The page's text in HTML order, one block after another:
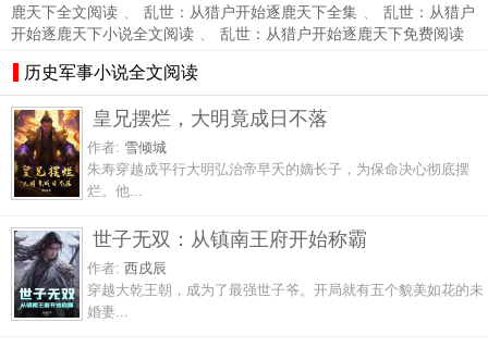
鹿天下全文阅读 、 乱世：从猎户开始逐鹿天下全集 、
乱世：从猎户
开始逐鹿天下小说全文阅读 、 乱世：从猎户开始逐鹿天下免费阅读
历史军事小说全文阅读
皇兄摆烂，大明竟成日不落
作者: 雪倾城
朱寿穿越成平行大明弘治帝早夭的嫡长子，为保命决心彻底摆
烂。他...
世子无双：从镇南王府开始称霸
作者: 西戌辰
穿越大乾王朝，成为了最强世子爷。开局就有五个貌美如花的未
婚妻...